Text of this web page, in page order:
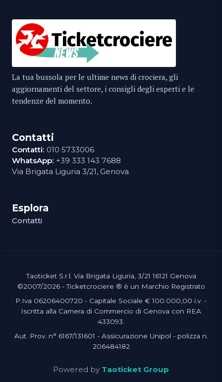
La tua bussola per le ultime news di crociera, gli
aggiornamenti del settore, i consigli degli esperti e le
tendenze del momento.
Contatti
Contatti: 010 5733006
WhatsApp: +39 333 143 7688
Via Brigata Liguria 3/21, Genova
Esplora
Contatti
Taoticket S.r.l. Via Brigata Liguria, 3/21 16121 Genova
©2007/2026 - Ticketcrociere ® è un Marchio Registrato
P.Iva 06206400720 - Capitale Sociale € 100.000,00 i.v. -
Iscritta alla Camera di Commercio di Genova con REA
433093.
Aut. Prov. n° 6167/131601 - Assicurazione Unipol - polizza n.
206484182
Powered by Taoticket Group